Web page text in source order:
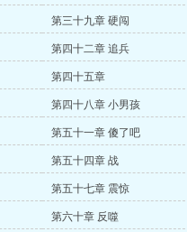
第三十九章 硬闯
第四十二章 追兵
第四十五章
第四十八章 小男孩
第五十一章 傻了吧
第五十四章 战
第五十七章 震惊
第六十章 反噬